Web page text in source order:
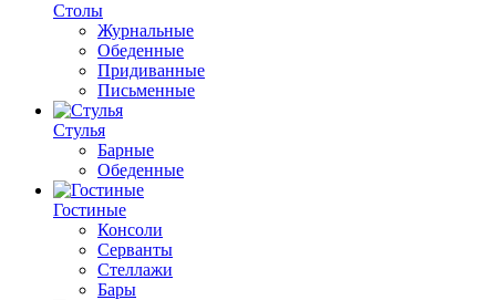
Столы
Журнальные
Обеденные
Придиванные
Письменные
Стулья
Барные
Обеденные
Гостиные
Консоли
Серванты
Стеллажи
Бары